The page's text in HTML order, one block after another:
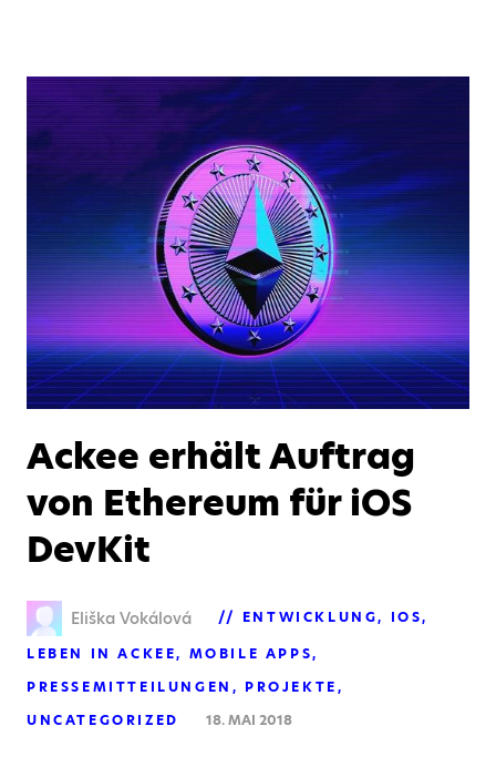
Ackee erhält Auftrag
von Ethereum für iOS
DevKit
Eliška Vokálová ENTWICKLUNG
IOS
LEBEN IN ACKEE
MOBILE APPS
PRESSEMITTEILUNGEN
PROJEKTE
UNCATEGORIZED
18. MAI 2018